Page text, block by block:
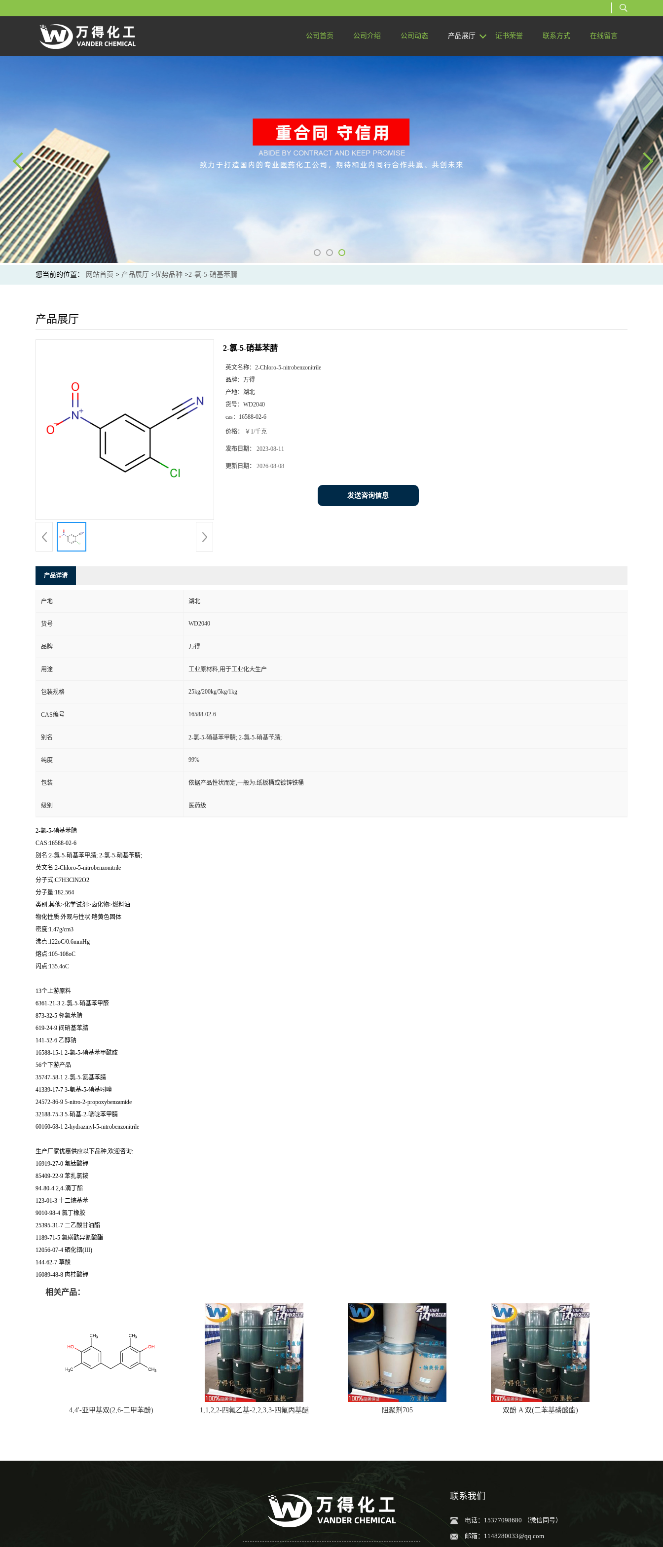
公司首页 公司介绍 公司动态 产品展厅 证书荣誉 联系方式 在线留言
您当前的位置： 网站首页 > 产品展厅 >优势品种 >2-氯-5-硝基苯腈
产品展厅
2-氯-5-硝基苯腈
英文名称： 2-Chloro-5-nitrobenzonitrile
品牌： 万得
产地： 湖北
货号： WD2040
cas： 16588-02-6
价格： ￥1/千克
发布日期： 2023-08-11
更新日期： 2026-08-08
发送咨询信息
产品详请
产地 湖北
货号 WD2040
品牌 万得
用途 工业原材料,用于工业化大生产
包装规格 25kg/200kg/5kg/1kg
CAS编号 16588-02-6
别名 2-氯-5-硝基苯甲腈; 2-氯-5-硝基苄腈;
纯度 99%
包装 依据产品性状而定,一般为:纸板桶或镀锌铁桶
级别 医药级
2-氯-5-硝基苯腈
CAS:16588-02-6
别名:2-氯-5-硝基苯甲腈; 2-氯-5-硝基苄腈;
英文名:2-Chloro-5-nitrobenzonitrile
分子式:C7H3ClN2O2
分子量:182.564
类别:其他>化学试剂>卤化物>燃料油
物化性质:外观与性状:略黄色固体
密度:1.47g/cm3
沸点:122oC/0.6mmHg
熔点:105-108oC
闪点:135.4oC
13个上游原料
6361-21-3 2-氯-5-硝基苯甲醛
873-32-5 邻氯苯腈
619-24-9 间硝基苯腈
141-52-6 乙醇钠
16588-15-1 2-氯-5-硝基苯甲酰胺
56个下游产品
35747-58-1 2-氯-5-氨基苯腈
41339-17-7 3-氨基-5-硝基吲唑
24572-86-9 5-nitro-2-propoxybenzamide
32188-75-3 5-硝基-2-哌啶苯甲腈
60160-68-1 2-hydrazinyl-5-nitrobenzonitrile
生产厂家优惠供应以下品种,欢迎咨询:
16919-27-0 氟钛酸钾
85409-22-9 苯扎氯铵
94-80-4 2,4-滴丁酯
123-01-3 十二烷基苯
9010-98-4 氯丁橡胶
25395-31-7 二乙酸甘油酯
1189-71-5 氯磺酰异氰酸酯
12056-07-4 硒化铟(III)
144-62-7 草酸
16089-48-8 肉桂酸钾
相关产品：
4,4'-亚甲基双(2,6-二甲苯酚) 1,1,2,2-四氟乙基-2,2,3,3-四氟丙基醚 阻聚剂705 双酚 A 双(二苯基磷酸酯)
联系我们
电话：15377098680 （微信同号）
邮箱： 1148280033@qq.com